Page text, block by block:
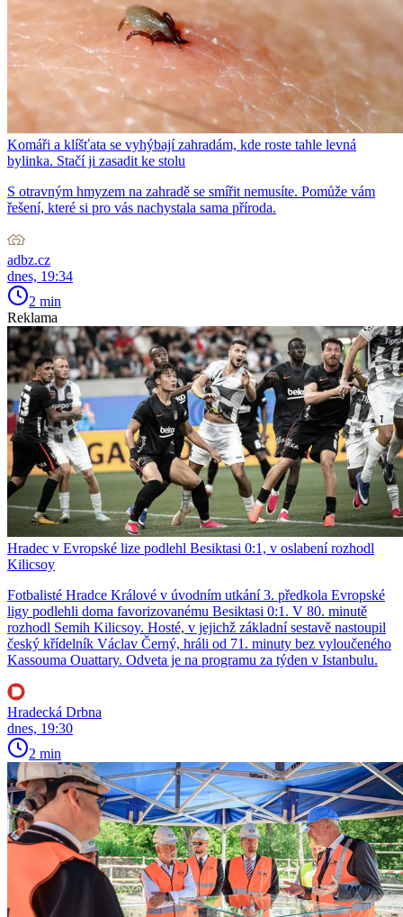
Komáři a klíšťata se vyhýbají zahradám, kde roste tahle levná
bylinka. Stačí ji zasadit ke stolu
S otravným hmyzem na zahradě se smířit nemusíte. Pomůže vám
řešení, které si pro vás nachystala sama příroda.
adbz.cz
dnes, 19:34
2 min
Reklama
Hradec v Evropské lize podlehl Besiktasi 0:1, v oslabení rozhodl
Kilicsoy
Fotbalisté Hradce Králové v úvodním utkání 3. předkola Evropské
ligy podlehli doma favorizovanému Besiktasi 0:1. V 80. minutě
rozhodl Semih Kilicsoy. Hosté, v jejichž základní sestavě nastoupil
český křídelník Václav Černý, hráli od 71. minuty bez vyloučeného
Kassouma Ouattary. Odveta je na programu za týden v Istanbulu.
Hradecká Drbna
dnes, 19:30
2 min